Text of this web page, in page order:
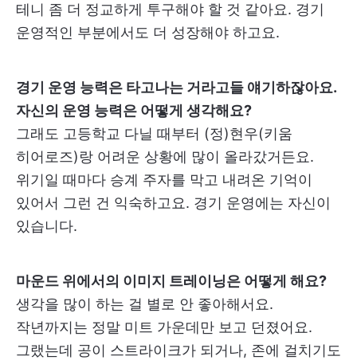
테니 좀 더 정교하게 투구해야 할 것 같아요. 경기
운영적인 부분에서도 더 성장해야 하고요.
경기 운영 능력은 타고나는 거라고들 얘기하잖아요.
자신의 운영 능력은 어떻게 생각해요?
그래도 고등학교 다닐 때부터 (정)현우(키움
히어로즈)랑 어려운 상황에 많이 올라갔거든요.
위기일 때마다 승계 주자를 막고 내려온 기억이
있어서 그런 건 익숙하고요. 경기 운영에는 자신이
있습니다.
마운드 위에서의 이미지 트레이닝은 어떻게 해요?
생각을 많이 하는 걸 별로 안 좋아해서요.
작년까지는 정말 미트 가운데만 보고 던졌어요.
그랬는데 공이 스트라이크가 되거나, 존에 걸치기도